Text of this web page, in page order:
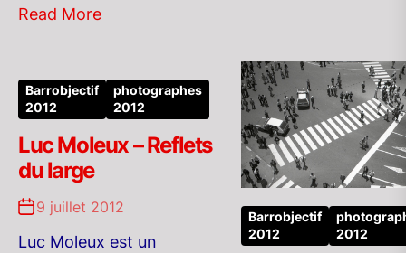
Read More
Barrobjectif
2012
photographes
2012
Luc Moleux – Reflets
du large
9 juillet 2012
Luc Moleux est un
Barrobjectif
2012
2012